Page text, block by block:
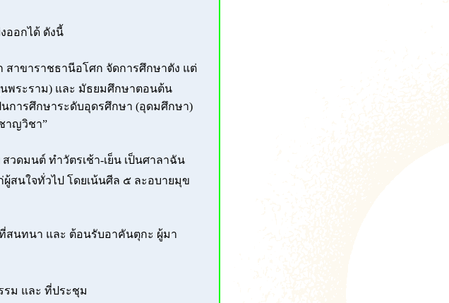
ออกได้ ดังนี้
สาขาราชธานีอโศก จัดการศึกษาตัง แต่
พระราม) และ มัธยมศึกษาตอนต้น
การศึกษาระดับอุดรศึกษา (อุดมศึกษา)
าญวิชา”
วดมนต์ ทำวัตรเช้า-เย็น เป็นศาลาฉัน
สนใจทั่วไป โดยเน้นศีล ๕ ละอบายมุข
สนทนา และ ต้อนรับอาคันตุกะ ผู้มา
รม และ ที่ประชุม